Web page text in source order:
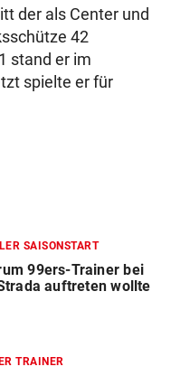
der als Center und
42
stand er im
spielte er für
SAISONSTART
99ers-Trainer bei
auftreten wollte
TRAINER